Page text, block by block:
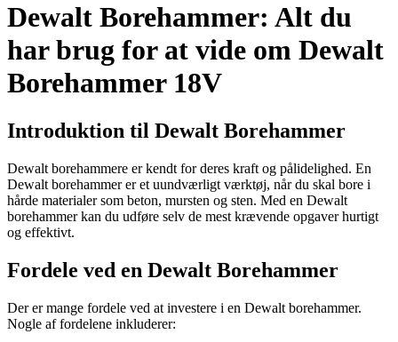
Dewalt Borehammer: Alt du
har brug for at vide om Dewalt
Borehammer 18V
Introduktion til Dewalt Borehammer
Dewalt borehammere er kendt for deres kraft og pålidelighed. En
Dewalt borehammer er et uundværligt værktøj, når du skal bore i
hårde materialer som beton, mursten og sten. Med en Dewalt
borehammer kan du udføre selv de mest krævende opgaver hurtigt
og effektivt.
Fordele ved en Dewalt Borehammer
Der er mange fordele ved at investere i en Dewalt borehammer.
Nogle af fordelene inkluderer: